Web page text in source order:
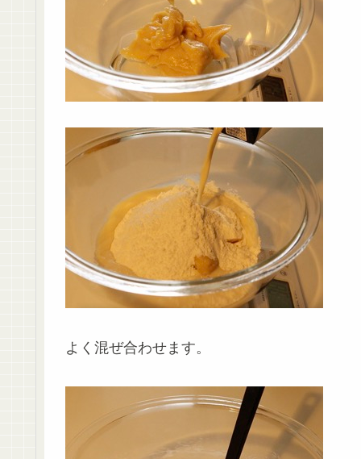
よく混ぜ合わせます。